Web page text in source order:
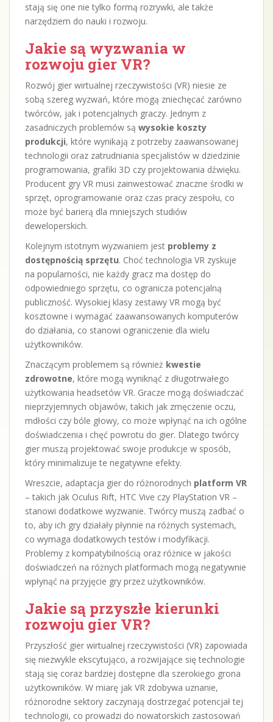
stają się one nie tylko formą rozrywki, ale także
narzędziem do nauki i rozwoju.
Jakie są wyzwania w
rozwoju gier VR?
Rozwój gier wirtualnej rzeczywistości (VR) niesie ze
sobą szereg wyzwań, które mogą zniechęcać zarówno
twórców, jak i potencjalnych graczy. Jednym z
zasadniczych problemów są wysokie koszty
produkcji, które wynikają z potrzeby zaawansowanej
technologii oraz zatrudniania specjalistów w dziedzinie
programowania, grafiki 3D czy projektowania dźwięku.
Producent gry VR musi zainwestować znaczne środki w
sprzęt, oprogramowanie oraz czas pracy zespołu, co
może być barierą dla mniejszych studiów
deweloperskich.
Kolejnym istotnym wyzwaniem jest problemy z
dostępnością sprzętu. Choć technologia VR zyskuje
na popularności, nie każdy gracz ma dostęp do
odpowiedniego sprzętu, co ogranicza potencjalną
publiczność. Wysokiej klasy zestawy VR mogą być
kosztowne i wymagać zaawansowanych komputerów
do działania, co stanowi ograniczenie dla wielu
użytkowników.
Znaczącym problemem są również kwestie
zdrowotne, które mogą wyniknąć z długotrwałego
użytkowania headsetów VR. Gracze mogą doświadczać
nieprzyjemnych objawów, takich jak zmęczenie oczu,
mdłości czy bóle głowy, co może wpłynąć na ich ogólne
doświadczenia i chęć powrotu do gier. Dlatego twórcy
gier muszą projektować swoje produkcje w sposób,
który minimalizuje te negatywne efekty.
Wreszcie, adaptacja gier do różnorodnych platform VR
– takich jak Oculus Rift, HTC Vive czy PlayStation VR –
stanowi dodatkowe wyzwanie. Twórcy muszą zadbać o
to, aby ich gry działały płynnie na różnych systemach,
co wymaga dodatkowych testów i modyfikacji.
Problemy z kompatybilnością oraz różnice w jakości
doświadczeń na różnych platformach mogą negatywnie
wpłynąć na przyjęcie gry przez użytkowników.
Jakie są przyszłe kierunki
rozwoju gier VR?
Przyszłość gier wirtualnej rzeczywistości (VR) zapowiada
się niezwykle ekscytująco, a rozwijające się technologie
stają się coraz bardziej dostępne dla szerokiego grona
użytkowników. W miarę jak VR zdobywa uznanie,
różnorodne sektory zaczynają dostrzegać potencjał tej
technologii, co prowadzi do nowatorskich zastosowań